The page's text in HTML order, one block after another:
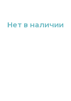
Нет в наличии